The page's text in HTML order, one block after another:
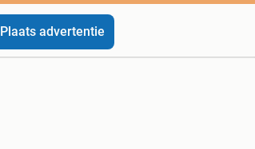
Plaats advertentie